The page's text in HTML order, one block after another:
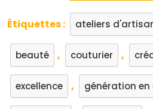
Étiquettes : ateliers
beauté , couturier ,
excellence , génération